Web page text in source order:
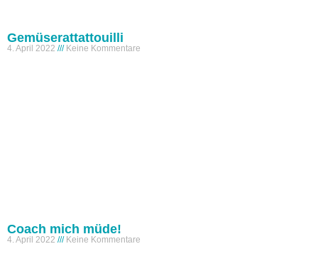
Gemüserattattouilli
4. April 2022 Keine Kommentare
Coach mich müde!
4. April 2022 Keine Kommentare